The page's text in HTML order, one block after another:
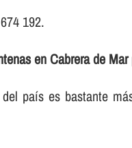
192.
en Cabrera de Mar
paí­s es bastante